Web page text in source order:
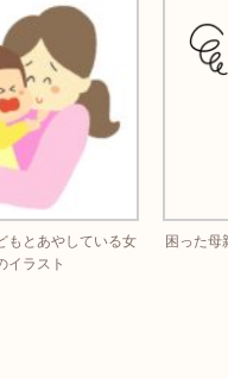
もとあやしている女
イラスト
困った母